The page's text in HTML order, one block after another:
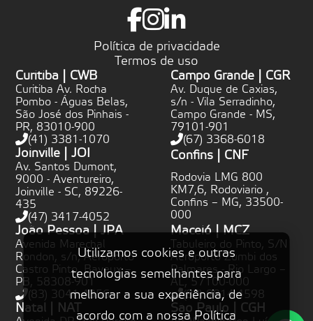
Política de privacidade
Termos de uso
Curitiba | CWB
Curitiba Av. Rocha
Pombo - Águas Belas,
São José dos Pinhais -
PR, 83010-900
(41) 3381-1070
Campo Grande | CGR
Av. Duque de Caxias,
s/n - Vila Serradinho,
Campo Grande - MS,
79101-901
(67) 3368-6018
Joinville | JOI
Av. Santos Dumont,
9000 - Aventureiro,
Joinville - SC, 89226-
435
(47) 3417-4052
Confins | CNF
Rodovia LMG 800
KM7,6, Rodoviario ,
Confins – MG, 33500-
000
João Pessoa | JPA
Avenida Marechal
Rondon, s/n, Aeroporto
Castro Pinto, Bayeux –
PB, 58308-901
(83) 3041-4356
Maceió | MCZ
Tabuleiro do Pinto, S/N
Aeroporto Zumbi dos
Palmares - Rio Largo –
AL, 57100-000
(82) 9814-4598
Natal | NAT São Paulo | CGH
Utilizamos cookies e outras
tecnologias semelhantes para
melhorar a sua experiência, de
acordo com a nossa Política